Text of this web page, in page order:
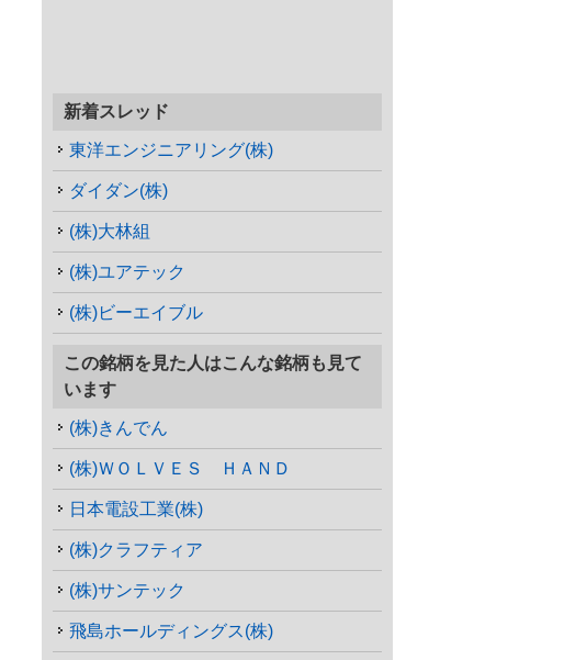
新着スレッド
東洋エンジニアリング(株)
ダイダン(株)
(株)大林組
(株)ユアテック
(株)ビーエイブル
この銘柄を見た人はこんな銘柄も見て
います
(株)きんでん
(株)ＷＯＬＶＥＳ ＨＡＮＤ
日本電設工業(株)
(株)クラフティア
(株)サンテック
飛島ホールディングス(株)